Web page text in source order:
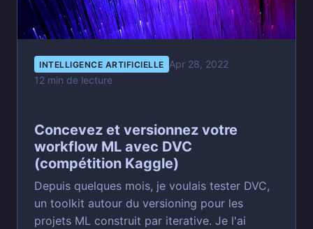
INTELLIGENCE ARTIFICIELLE Apr 28, 2022
12 min de lecture
Concevez et versionnez votre
workflow ML avec DVC
(compétition Kaggle)
Depuis quelques mois, je voulais tester DVC,
un toolkit autour du versioning pour les
projets ML construit par iterative. Je l'ai